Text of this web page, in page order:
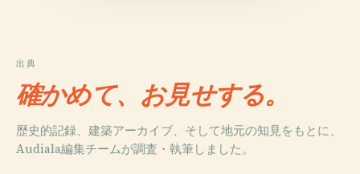
出典
確かめて、お見せする。
歴史的記録、建築アーカイブ、そして地元の知見をもとに、
Audiala編集チームが調査・執筆しました。